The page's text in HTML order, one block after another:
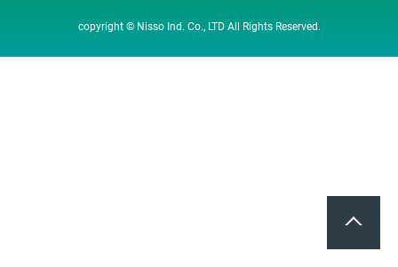
copyright © Nisso Ind. Co., LTD All Rights Reserved.